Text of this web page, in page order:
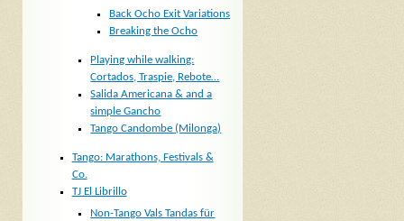
Back Ocho Exit Variations
Breaking the Ocho
Playing while walking:
Cortados, Traspie, Rebote…
Salida Americana & and a
simple Gancho
Tango Candombe (Milonga)
Tango: Marathons, Festivals &
Co.
TJ El Librillo
Non-Tango Vals Tandas für